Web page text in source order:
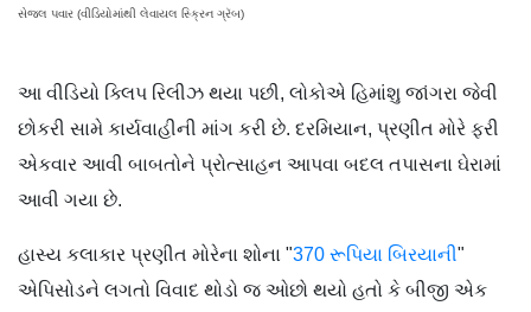
સેજલ પવાર (વીડિયોમાંથી લેવાયલ સ્ક્રિન ગ્રૅબ)
આ વીડિયો ક્લિપ રિલીઝ થયા પછી, લોકોએ હિમાંશુ જાંગરા જેવી
છોકરી સામે કાર્યવાહીની માંગ કરી છે. દરમિયાન, પ્રણીત મોરે ફરી
એકવાર આવી બાબતોને પ્રોત્સાહન આપવા બદલ તપાસના ઘેરામાં
આવી ગયા છે.
હાસ્ય કલાકાર પ્રણીત મોરેના શોના "370 રૂપિયા બિરયાની"
એપિસોડને લગતો વિવાદ થોડો જ ઓછો થયો હતો કે બીજી એક